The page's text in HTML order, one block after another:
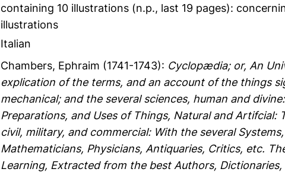
containing 10 illustrations (n.p., last 19 pages):
illustrations
Italian
Chambers, Ephraim (1741-1743): Cyclopædia; or, An
explication of the terms, and an account of the things
mechanical; and the several sciences, human and
Preparations, and Uses of Things, Natural and Artifcial:
civil, military, and commercial: With the several
Mathematicians, Physicians, Antiquaries, Critics, etc.
Learning, Extracted from the best Authors,